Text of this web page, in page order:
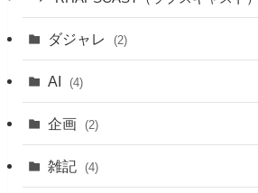
ダジャレ (2)
AI (4)
企画 (2)
雑記 (4)